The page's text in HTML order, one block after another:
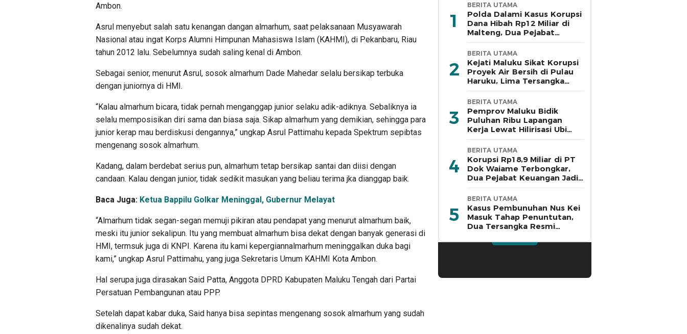
Ambon.
Asrul menyebut salah satu kenangan dangan almarhum, saat pelaksanaan Musyawarah
Nasional atau ingat Korps Alumni Himpunan Mahasiswa Islam (KAHMI), di Pekanbaru, Riau
tahun 2012 lalu. Sebelumnya sudah saling kenal di Ambon.
Sebagai senior, menurut Asrul, sosok almarhum Dade Mahedar selalu bersikap terbuka
dengan juniornya di HMI.
“Kalau almarhum bicara, tidak pernah menganggap junior selaku adik-adiknya. Sebaliknya ia
selalu memposisikan diri sama dan biasa saja. Sikap almarhum yang demikian, sehingga para
junior kerap mau berdiskusi dengannya,” ungkap Asrul Pattimahu kepada Spektrum sepibtas
mengenang sosok almarhum.
Kadang, dalam berdebat serius pun, almarhum tetap bersikap santai dan diisi dengan
candaan. Kalau dengan junior, tidak sedikit masukan yang beliau terima jka dianggap baik.
Baca Juga: Ketua Bappilu Golkar Meninggal, Gubernur Melayat
“Almarhum tidak segan-segan memuji pikiran atau pendapat yang menurut almarhum baik,
meski itu junior sekalipun. Itu yang membuat almarhum bisa dekat dengan banyak generasi di
HMI, termsuk juga di KNPI. Karena itu kami kepergiannalmarhum meninggalkan duka bagi
kami,” ungkap Asrul Pattimahu, yang juga Sekretaris Umum KAHMI Kota Ambon.
Hal serupa juga dirasakan Said Patta, Anggota DPRD Kabupaten Maluku Tengah dari Partai
Persatuan Pembangunan atau PPP.
Setelah dapat kabar duka, Said hanya bisa sepintas mengenang sosok almarhum yang sudah
dikenalinya sudah dekat.
1
BERITA UTAMA
Polda Dalami Kasus Korupsi
Dana Hibah Rp12 Miliar di
Malteng, Dua Pejabat
Pemkab Diperiksa
2
BERITA UTAMA
Kejati Maluku Sikat Korupsi
Proyek Air Bersih di Pulau
Haruku, Lima Tersangka
Ditahan
3
BERITA UTAMA
Pemprov Maluku Bidik
Puluhan Ribu Lapangan
Kerja Lewat Hilirisasi Ubi
Kayu di Bursel
4
BERITA UTAMA
Korupsi Rp18,9 Miliar di PT
Dok Waiame Terbongkar,
Dua Pejabat Keuangan Jadi
Tersangka
5
BERITA UTAMA
Kasus Pembunuhan Nus Kei
Masuk Tahap Penuntutan,
Dua Tersangka Resmi